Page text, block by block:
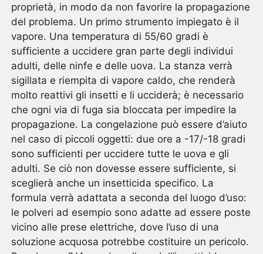
proprietà, in modo da non favorire la propagazione
del problema. Un primo strumento impiegato è il
vapore. Una temperatura di 55/60 gradi è
sufficiente a uccidere gran parte degli individui
adulti, delle ninfe e delle uova. La stanza verrà
sigillata e riempita di vapore caldo, che renderà
molto reattivi gli insetti e li ucciderà; è necessario
che ogni via di fuga sia bloccata per impedire la
propagazione. La congelazione può essere d’aiuto
nel caso di piccoli oggetti: due ore a -17/-18 gradi
sono sufficienti per uccidere tutte le uova e gli
adulti. Se ciò non dovesse essere sufficiente, si
sceglierà anche un insetticida specifico. La
formula verrà adattata a seconda del luogo d’uso:
le polveri ad esempio sono adatte ad essere poste
vicino alle prese elettriche, dove l’uso di una
soluzione acquosa potrebbe costituire un pericolo.